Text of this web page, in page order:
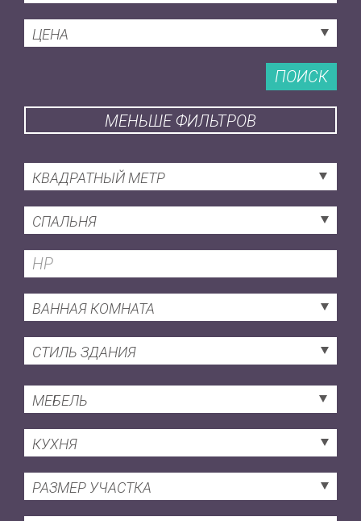
ЦЕНА
ПОИСК
МЕНЬШЕ ФИЛЬТРОВ
КВАДРАТНЫЙ МЕТР
СПАЛЬНЯ
ВАННАЯ КОМНАТА
СТИЛЬ ЗДАНИЯ
МЕБЕЛЬ
КУХНЯ
РАЗМЕР УЧАСТКА